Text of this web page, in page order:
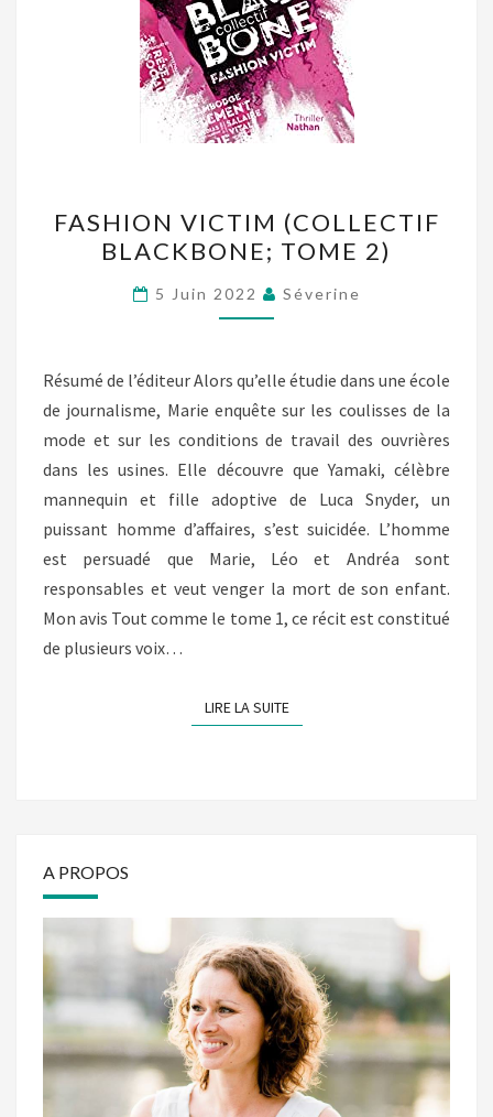
VICTIM
(COLLECTIF
BLACKBONE;
TOME
FASHION VICTIM (COLLECTIF
BLACKBONE; TOME 2)
5 Juin 2022 Séverine
Résumé de l’éditeur Alors qu’elle étudie dans une école
de journalisme, Marie enquête sur les coulisses de la
mode et sur les conditions de travail des ouvrières
dans les usines. Elle découvre que Yamaki, célèbre
mannequin et fille adoptive de Luca Snyder, un
puissant homme d’affaires, s’est suicidée. L’homme
est persuadé que Marie, Léo et Andréa sont
responsables et veut venger la mort de son enfant.
Mon avis Tout comme le tome 1, ce récit est constitué
de plusieurs voix…
LIRE LA SUITELIRE LA SUITE
A PROPOS